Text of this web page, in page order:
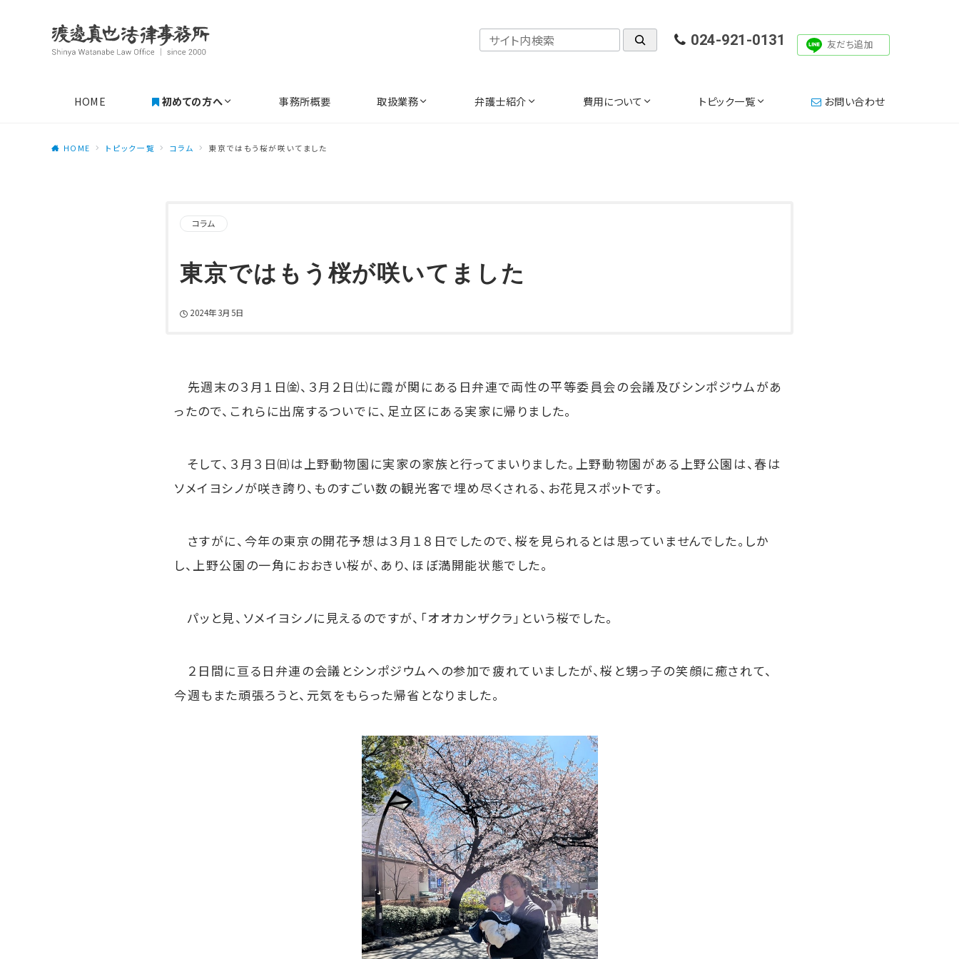
検索 024-921-0131 友だち追加
HOME 初めての方へ 事務所概要 取扱業務 弁護士紹介 費用について トピック一覧 お問い合わせ
HOME トピック一覧 コラム 東京ではもう桜が咲いてました
コラム
東京ではもう桜が咲いてました
2024年3月5日
先週末の３月１日㈮、３月２日㈯に霞が関にある日弁連で両性の平等委員会の会議及びシンポジウムがあ
ったので、これらに出席するついでに、足立区にある実家に帰りました。
そして、３月３日㈰は上野動物園に実家の家族と行ってまいりました。上野動物園がある上野公園は、春は
ソメイヨシノが咲き誇り、ものすごい数の観光客で埋め尽くされる、お花見スポットです。
さすがに、今年の東京の開花予想は３月１８日でしたので、桜を見られるとは思っていませんでした。しか
し、上野公園の一角におおきい桜が、あり、ほぼ満開能状態でした。
パッと見、ソメイヨシノに見えるのですが、「オオカンザクラ」という桜でした。
２日間に亘る日弁連の会議とシンポジウムへの参加で疲れていましたが、桜と甥っ子の笑顔に癒されて、
今週もまた頑張ろうと、元気をもらった帰省となりました。